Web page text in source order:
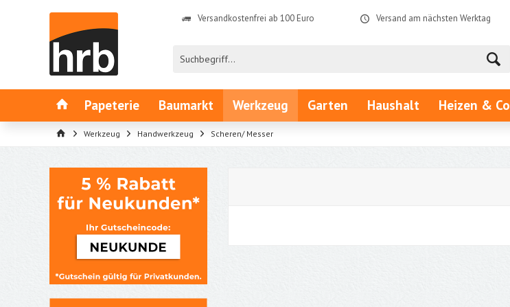
Versandkostenfrei ab 100 Euro Versand am nächsten Werktag
Papeterie Baumarkt Werkzeug Garten Haushalt Heizen & Co
Werkzeug Handwerkzeug Scheren/ Messer